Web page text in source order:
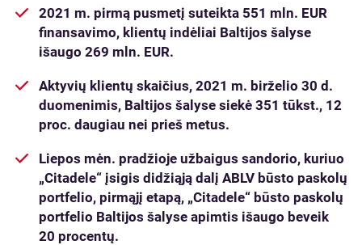
2021 m. pirmą pusmetį suteikta 551 mln. EUR
finansavimo, klientų indėliai Baltijos šalyse
išaugo 269 mln. EUR.
Aktyvių klientų skaičius, 2021 m. birželio 30 d.
duomenimis, Baltijos šalyse siekė 351 tūkst., 12
proc. daugiau nei prieš metus.
Liepos mėn. pradžioje užbaigus sandorio, kuriuo
„Citadele“ įsigis didžiąją dalį ABLV būsto paskolų
portfelio, pirmąjį etapą, „Citadele“ būsto paskolų
portfelio Baltijos šalyse apimtis išaugo beveik
20 procentų.